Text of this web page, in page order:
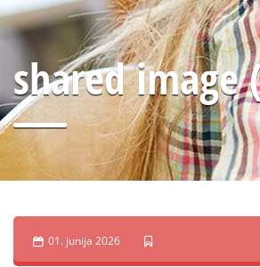
shared image
01. junija 2026